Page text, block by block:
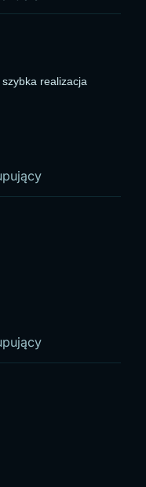
realizacja